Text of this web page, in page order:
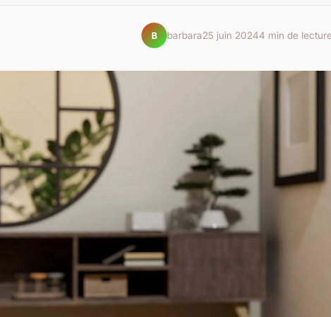
B barbara25 juin 20244 min de lecture